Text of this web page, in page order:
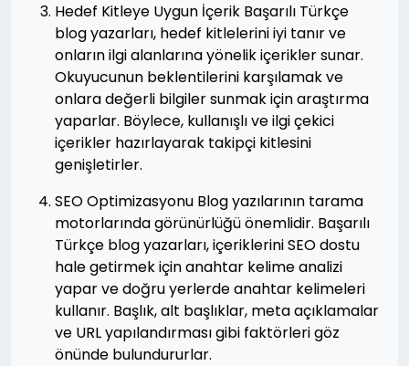
Hedef Kitleye Uygun İçerik Başarılı Türkçe
blog yazarları, hedef kitlelerini iyi tanır ve
onların ilgi alanlarına yönelik içerikler sunar.
Okuyucunun beklentilerini karşılamak ve
onlara değerli bilgiler sunmak için araştırma
yaparlar. Böylece, kullanışlı ve ilgi çekici
içerikler hazırlayarak takipçi kitlesini
genişletirler.
SEO Optimizasyonu Blog yazılarının tarama
motorlarında görünürlüğü önemlidir. Başarılı
Türkçe blog yazarları, içeriklerini SEO dostu
hale getirmek için anahtar kelime analizi
yapar ve doğru yerlerde anahtar kelimeleri
kullanır. Başlık, alt başlıklar, meta açıklamalar
ve URL yapılandırması gibi faktörleri göz
önünde bulundururlar.